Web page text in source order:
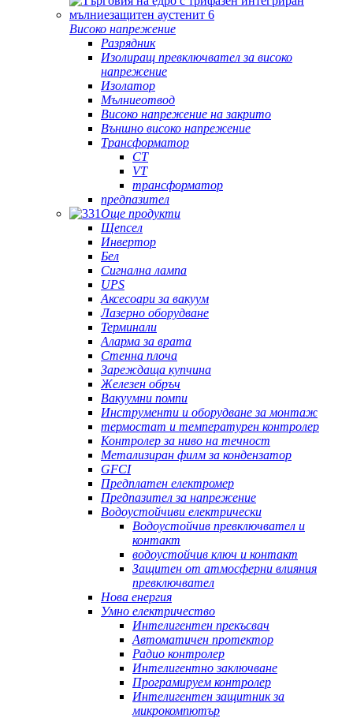
Високо напрежение
Разрядник
Изолиращ превключвател за високо
напрежение
Изолатор
Мълниеотвод
Високо напрежение на закрито
Външно високо напрежение
Трансформатор
CT
VT
трансформатор
предпазител
Още продукти
Щепсел
Инвертор
Бел
Сигнална лампа
UPS
Аксесоари за вакуум
Лазерно оборудване
Терминали
Аларма за врата
Стенна плоча
Зареждаща купчина
Железен обръч
Вакуумни помпи
Инструменти и оборудване за монтаж
термостат и температурен контролер
Контролер за ниво на течност
Метализиран филм за кондензатор
GFCI
Предплатен електромер
Предпазител за напрежение
Водоустойчиви електрически
Водоустойчив превключвател и
контакт
водоустойчив ключ и контакт
Защитен от атмосферни влияния
превключвател
Нова енергия
Умно електричество
Интелигентен прекъсвач
Автоматичен протектор
Радио контролер
Интелигентно заключване
Програмируем контролер
Интелигентен защитник за
микрокомпютър